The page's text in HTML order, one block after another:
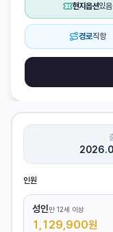
현지옵션있음
경로직항
인원
성인만 12세 이상
1,129,900원